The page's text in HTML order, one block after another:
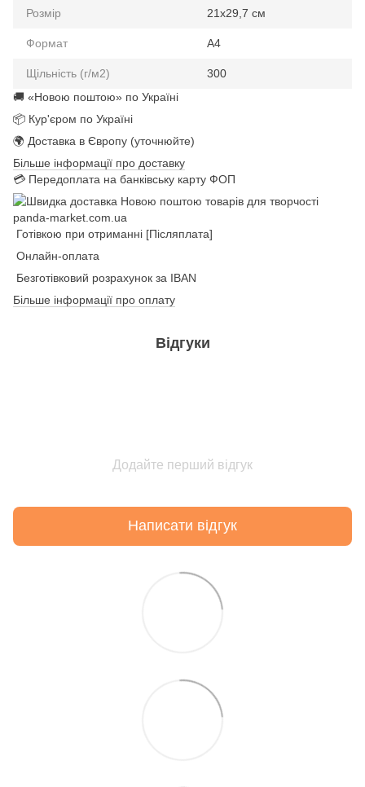
Розмір 21x29,7 см
Формат A4
Щільність (г/м2)
300
🚚 «Новою поштою» по Україні
📦 Кур'єром по Україні
🌍 Доставка в Європу (уточнюйте)
Більше інформації про доставку
💳 Передоплата на банківську карту ФОП
Готівкою при отриманні [Післяплата]
Онлайн-оплата
Безготівковий розрахунок за IBAN
Більше інформації про оплату
Відгуки
Додайте перший відгук
Написати відгук